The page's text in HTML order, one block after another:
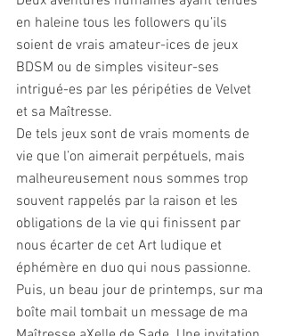
en haleine tous les followers qu’ils
soient de vrais amateur-ices de jeux
BDSM ou de simples visiteur-ses
intrigué-es par les péripéties de Velvet
et sa Maîtresse.
De tels jeux sont de vrais moments de
vie que l’on aimerait perpétuels, mais
malheureusement nous sommes trop
souvent rappelés par la raison et les
obligations de la vie qui finissent par
nous écarter de cet Art ludique et
éphémère en duo qui nous passionne.
Puis, un beau jour de printemps, sur ma
boîte mail tombait un message de ma